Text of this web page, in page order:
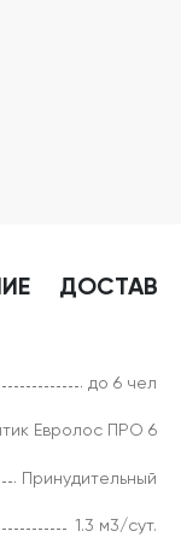
до 6 чел
Евролос ПРО 6
Принудительный
1.3 м3/сут.